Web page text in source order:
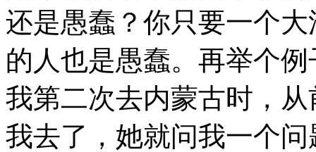
还是愚蠢？你只要一个
的人也是愚蠢。再举个
我第二次去内蒙古时，
我去了，她就问我一个